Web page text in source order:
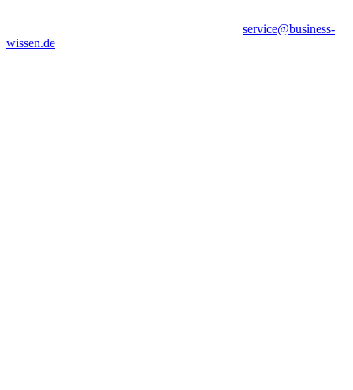
service@business-
wissen.de